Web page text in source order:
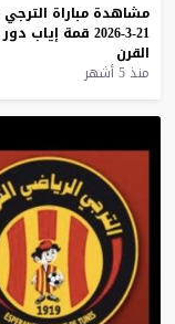
مشاهدة مباراة الترجي
21-3-2026
قمة إياب دور
القرن
منذ 5 أشهر